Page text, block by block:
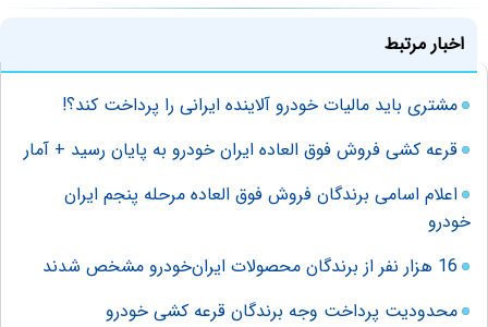
اخبار مرتبط
مشتری باید مالیات خودرو آلاینده ایرانی را پرداخت کند؟!
قرعه کشی فروش فوق العاده ایران خودرو به پایان رسید + آمار
اعلام اسامی برندگان فروش فوق العاده مرحله پنجم ایران
خودرو
16 هزار نفر از برندگان محصولات ایران‌خودرو مشخص شدند
محدودیت پرداخت وجه برندگان قرعه کشی خودرو